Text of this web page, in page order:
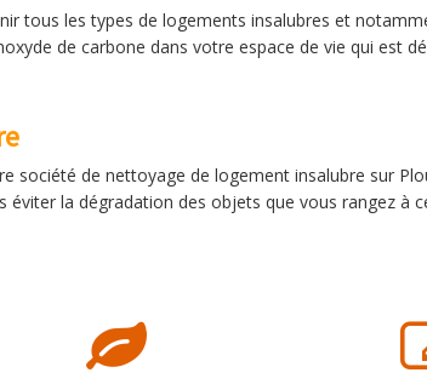
tous les types de logements insalubres et
de carbone dans votre espace de vie qui est
société de nettoyage de logement insalubre sur
éviter la dégradation des objets que vous rangez à